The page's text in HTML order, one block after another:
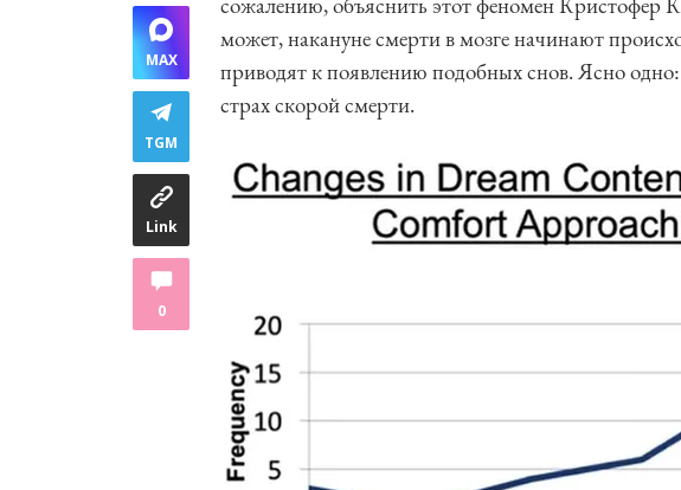
MAX
TGM
Link
0
может, накануне смерти в мозге начинают
приводят к появлению подобных снов. Ясно
страх скорой смерти.